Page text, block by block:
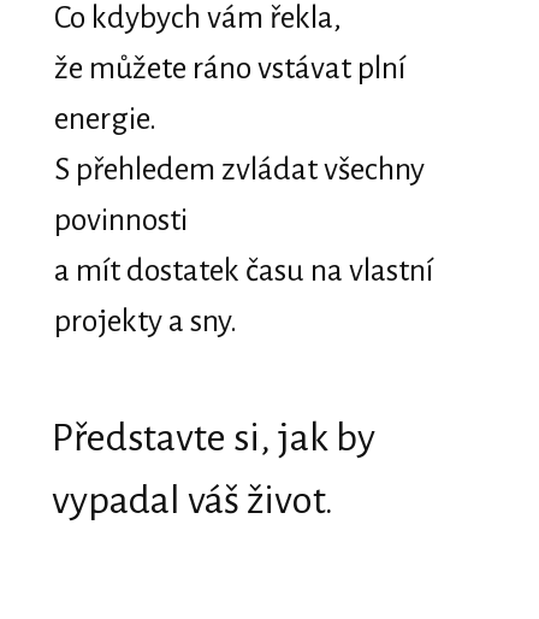
Co kdybych vám řekla,
že můžete ráno vstávat plní
energie.
S přehledem zvládat všechny
povinnosti
a mít dostatek času na vlastní
projekty a sny.
Představte si, jak by
vypadal váš život.